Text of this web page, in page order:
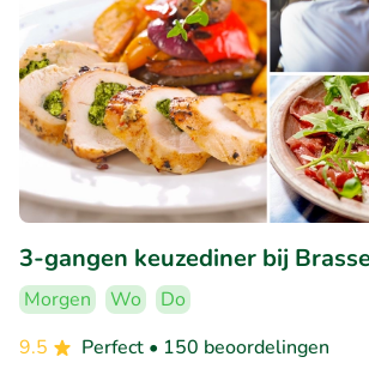
3-gangen keuzediner bij
Morgen Wo
Do
9.5
Perfect • 150 beoordelingen